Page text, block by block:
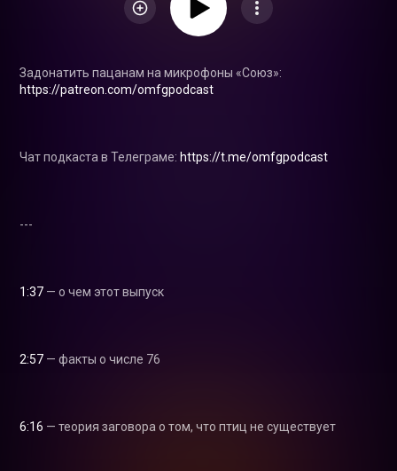
Задонатить пацанам на микрофоны «Союз»:
https://patreon.com/omfgpodcast
Чат подкаста в Телеграме: https://t.me/omfgpodcast
---
1:37 — о чем этот выпуск
2:57 — факты о числе 76
6:16 — теория заговора о том, что птиц не существует